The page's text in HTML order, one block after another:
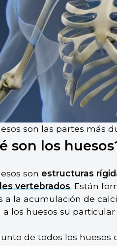
son las partes más
son los
son estructuras
vertebrados. Están
a la acumulación de
a los huesos su
de todos los huesos